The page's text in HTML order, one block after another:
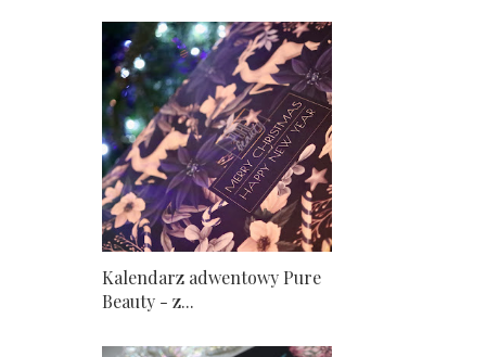
Kalendarz adwentowy Pure
Beauty - z...